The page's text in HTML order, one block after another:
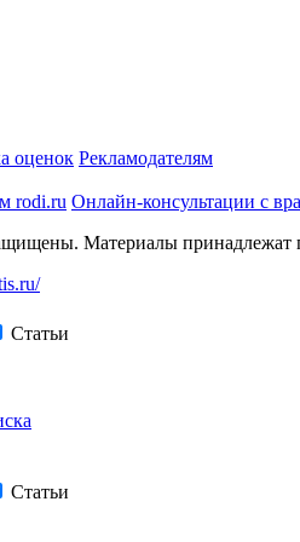
оценок Рекламодателям
rodi.ru Онлайн-консультации с
Материалы принадлежат
Статьи
Статьи